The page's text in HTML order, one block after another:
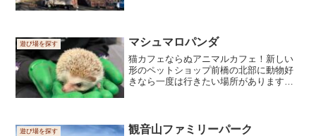
遊び場を探す マシュマロパンダ
猫カフェならぬアニマルカフェ！新しい
形のペットショップ前橋の北部に動物好
きなら一度は行きたい場所があります。
す。様々な動物との触れ合...
遊び場を探す 観音山ファミリーパーク